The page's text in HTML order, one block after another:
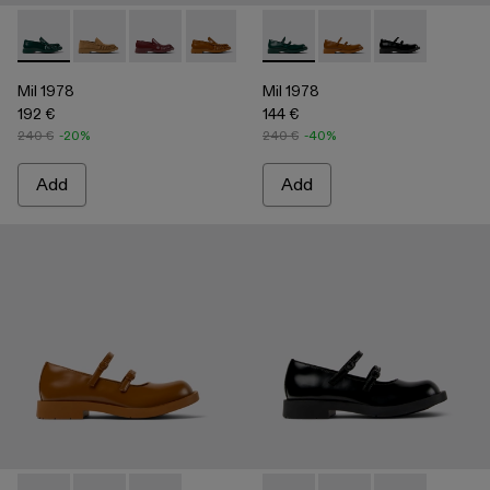
Mil 1978 - A500039-002 - Green Leather Loafers
Mil 1978 - A500039-006 - BROWN
Mil 1978 - A500039-005 - BURGUNDY
Mil 1978 - A500039-003 - Brown
Mil 1978 - A500039-001 -
Mil 1978
192 €
240 € -20%
Add
Mil 1978 - A500033-003 -
Mil 1978 - A500033-
Mil 1978 -
Mil 1978
144 €
240 € -40%
Add